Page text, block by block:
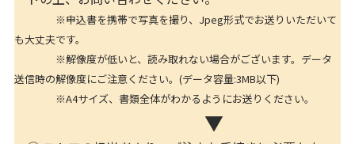
※申込書を携帯で写真を撮り、Jpeg形式でお送りいただいて
も大丈夫です。
※解像度が低いと、読み取れない場合がございます。データ
送信時の解像度にご注意ください。(データ容量:3MB以下)
※A4サイズ、書類全体がわかるようにお送りください。
▼